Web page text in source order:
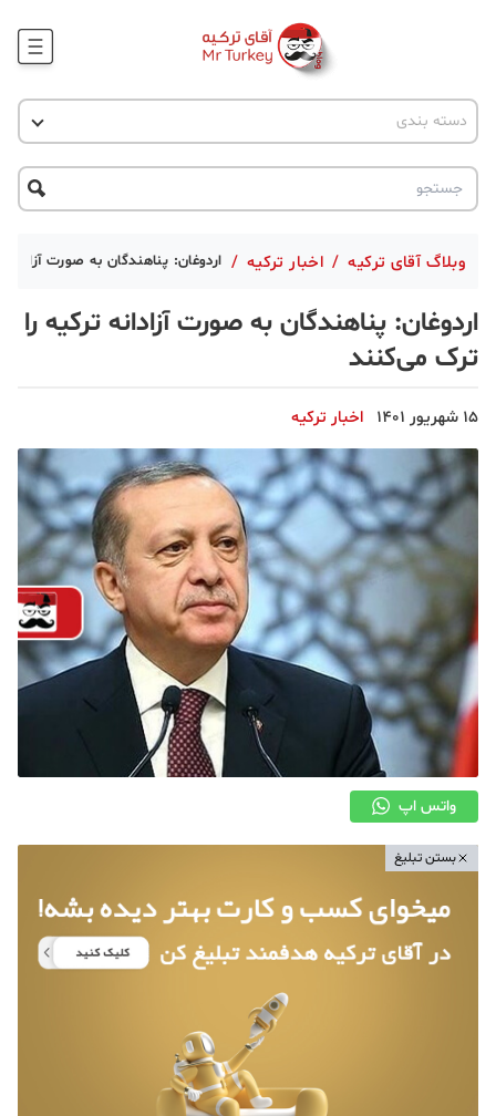
وبلاگ
جاذبه گردشگری
دسته بندی
اخبار ترکیه
پروژه ها
تحصیل در ترکیه
ترکیه گردی
حقوقی
قبرس
وبلاگ آقای ترکیه / اخبار ترکیه / اردوغان: پناهندگان به صورت
اردوغان: پناهندگان به صورت آزادانه ترکیه را
ترک می‌کنند
15 شهریور 1401 اخبار ترکیه
واتس اپ
بستن تبلیغ